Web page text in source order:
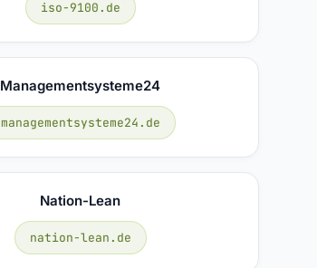
iso-9100.de
Managementsysteme24
managementsysteme24.de
Nation-Lean
nation-lean.de